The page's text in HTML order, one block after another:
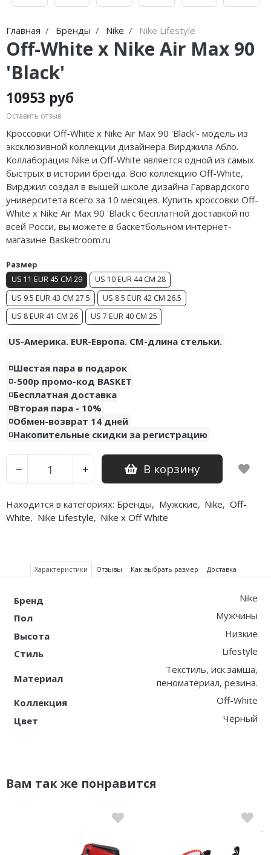
Главная Бренды Nike Nike Lifestyle
Off-White x Nike Air Max 90
'Black'
10953 руб
Оставить отзыв
Кроссовки Off-White x Nike Air Max 90 'Black'- модель из
эксклюзивной коллекции дизайнера Вирджила Абло.
Коллаборация Nike и Off-White является одной из самых
быстрых в истории бренда. Всю коллекцию Off-White,
Вирджил создал в вышей школе дизайна Гарвардского
университета всего за 10 месяцев. Купить кроссовки Off-
White x Nike Air Max 90 'Black'с бесплатной доставкой по
всей Росси, вы можете в баскетбольном интернет-
магазине Basketroom.ru
Размер
US 11 EUR 45 CM 29
US 10 EUR 44 CM 28
US 9.5 EUR 43 CM 27.5
US 8.5 EUR 42 CM 26.5
US 8 EUR 41 CM 26
US 7 EUR 40 CM 25
US-Америка. EUR-Европа. CM-длина стельки.
◽️Шестая пара в подарок
◽️-500р промо-код BASKET
◽️Бесплатная доставка
◽️Вторая пара - 10%
◽️Обмен-возврат 14 дней
◽️Накопительные скидки за регистрацию
− + В корзину
Находится в категориях: Бренды, Мужские, Nike, Off-
White, Nike Lifestyle, Nike x Off White
Характеристики Отзывы Как выбрать размер Доставка
Бренд
Nike
Пол
Мужчины
Высота
Низкие
Стиль
Lifestyle
Материал
Текстиль, иск.замша,
пеноматериал, резина.
Коллекция
Off-White
Цвет
Чёрный
Вам так же понравится
Jordan Tatum
Air Jordan 312
Air Jordan 40
Air Jordan 39
Air Jordan 38
Air Jordan 37
Air Jordan 36
Air Jordan 1
Air Jordan 3
Air Jordan 5
Air Jordan 6
Air Jordan 7
Air Jordan 11
Air Jordan 12
Air Jordan 13
Air Jordan 14
Air Jordan 23
adidas Samba
adidas Gazelle
adidas Handball
adidas Adistar
adidas adiFOM
adidas Adizero
adidas Harden
adidas Dame
adidas AE